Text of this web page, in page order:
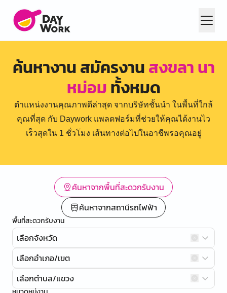
ค้นหางาน สมัครงานสงขลา นา
หม่อมทั้งหมด
ตำแหน่งงานคุณภาพดีล่าสุด จากบริษัทชั้นนำ ในพื้นที่ใกล้
คุณที่สุด กับ Daywork แพลตฟอร์มที่ช่วยให้คุณได้งานไว
เร็วสุดใน 1 ชั่วโมง เส้นทางต่อไปในอาชีพรอคุณอยู่
ค้นหาจากพื้นที่สะดวกรับงาน
ค้นหาจากสถานีรถไฟฟ้า
พื้นที่สะดวกรับงาน
เลือกจังหวัด
เลือกอำเภอ/เขต
เลือกตำบล/แขวง